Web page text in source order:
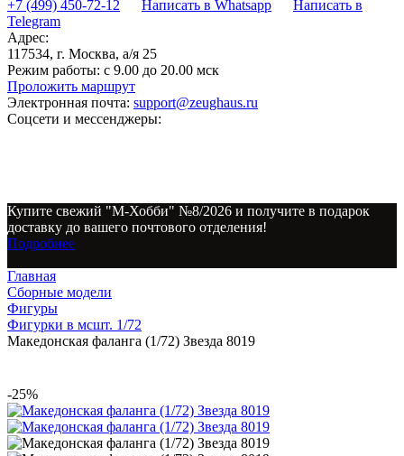
+7 (499) 450-72-12
Написать в Whatsapp
Написать в
Telegram
Адрес:
117534, г. Москва, а/я 25
Режим работы: с 9.00 до 20.00 мск
Проложить маршрут
Электронная почта: support@zeughaus.ru
Соцсети и мессенджеры:
Купите свежий "М-Хобби" №8/2026 и получите в подарок
доставку до вашего почтового отделения!
Подробнее
Главная
Сборные модели
Фигуры
Фигурки в мсшт. 1/72
Македонская фаланга (1/72) Звезда 8019
-25%